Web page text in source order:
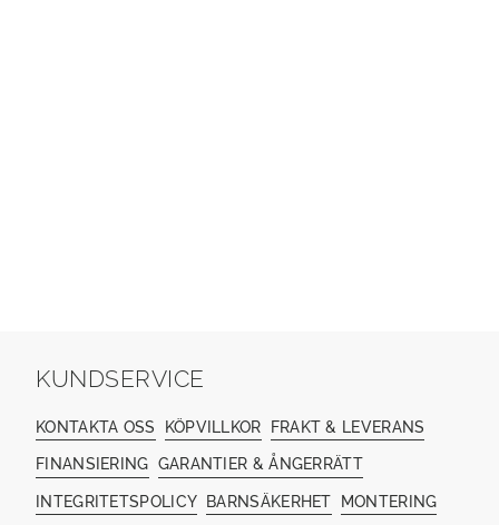
KUNDSERVICE
KONTAKTA OSS KÖPVILLKOR FRAKT & LEVERANS
FINANSIERING GARANTIER & ÅNGERRÄTT
INTEGRITETSPOLICY BARNSÄKERHET MONTERING